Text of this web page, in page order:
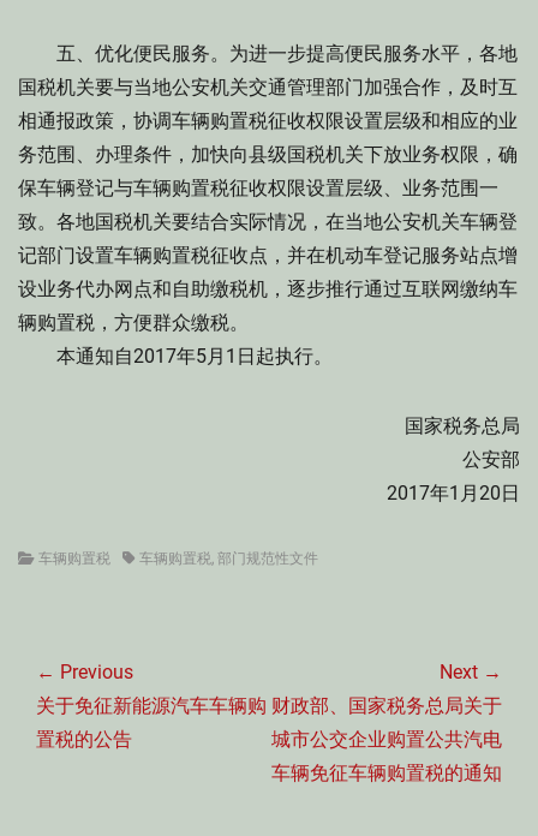
五、优化便民服务。为进一步提高便民服务水平，各地
国税机关要与当地公安机关交通管理部门加强合作，及时互
相通报政策，协调车辆购置税征收权限设置层级和相应的业
务范围、办理条件，加快向县级国税机关下放业务权限，确
保车辆登记与车辆购置税征收权限设置层级、业务范围一
致。各地国税机关要结合实际情况，在当地公安机关车辆登
记部门设置车辆购置税征收点，并在机动车登记服务站点增
设业务代办网点和自助缴税机，逐步推行通过互联网缴纳车
辆购置税，方便群众缴税。
本通知自2017年5月1日起执行。
国家税务总局
公安部
2017年1月20日
Categories
车辆购置税 Tags车辆购置税, 部门规范性文件
章
导
航
← Previous
Previous
post:
关于免征新能源汽车车辆购
置税的公告
Next →
Next
post:
财政部、国家税务总局关于
城市公交企业购置公共汽电
车辆免征车辆购置税的通知